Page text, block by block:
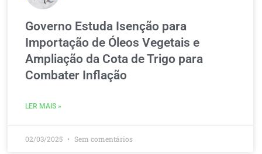
Governo Estuda Isenção para
Importação de Óleos Vegetais e
Ampliação da Cota de Trigo para
Combater Inflação
LER MAIS »
02/03/2025 Sem comentários